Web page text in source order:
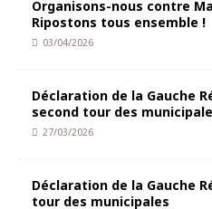
Organisons-nous contre
Ripostons tous ensemble !
03/04/2026
Déclaration de la Gauche
second tour des
27/03/2026
Déclaration de la Gauche
tour des municipales